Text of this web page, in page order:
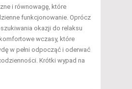
i równowagę, które
funkcjonowanie. Oprócz
okazji do relaksu
wczasy, które
w pełni odpocząć i oderwać
Krótki wypad na